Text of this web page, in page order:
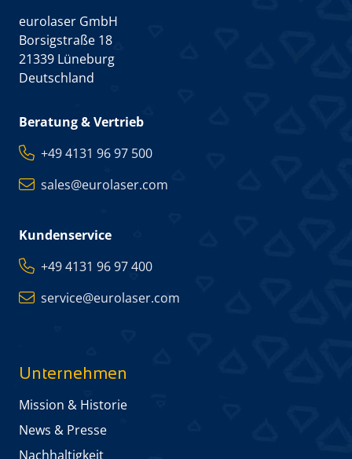
eurolaser GmbH
Borsigstraße 18
21339 Lüneburg
Deutschland
Beratung & Vertrieb
+49 4131 96 97 500
sales@eurolaser.com
Kundenservice
+49 4131 96 97 400
service@eurolaser.com
Unternehmen
Mission & Historie
News & Presse
Nachhaltigkeit